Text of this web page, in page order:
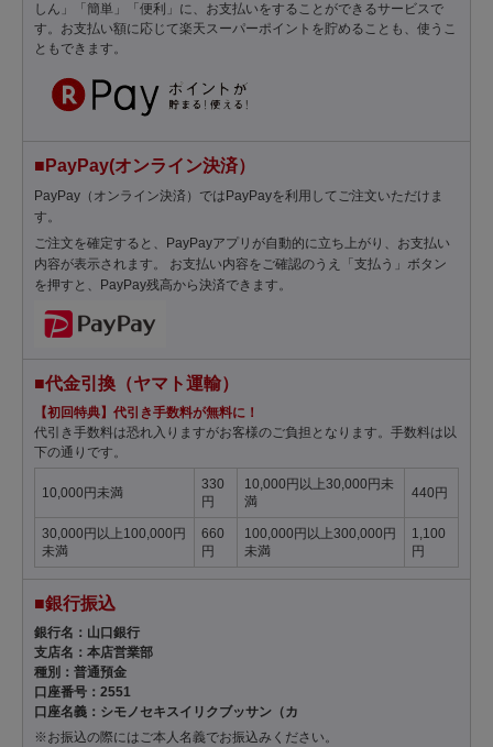
しん」「簡単」「便利」に、お支払いをすることができるサービスで
す。お支払い額に応じて楽天スーパーポイントを貯めることも、使うこ
ともできます。
■PayPay(オンライン決済）
PayPay（オンライン決済）ではPayPayを利用してご注文いただけま
す。
ご注文を確定すると、PayPayアプリが自動的に立ち上がり、お支払い
内容が表示されます。 お支払い内容をご確認のうえ「支払う」ボタン
を押すと、PayPay残高から決済できます。
■代金引換（ヤマト運輸）
【初回特典】代引き手数料が無料に！
代引き手数料は恐れ入りますがお客様のご負担となります。手数料は以
下の通りです。
10,000円未満
330
円
10,000円以上30,000円未
満
440円
30,000円以上100,000円
未満
660
円
100,000円以上300,000円
未満
1,100
円
■銀行振込
銀行名：山口銀行
支店名：本店営業部
種別：普通預金
口座番号：2551
口座名義：シモノセキスイリクブッサン（カ
※お振込の際にはご本人名義でお振込みください。